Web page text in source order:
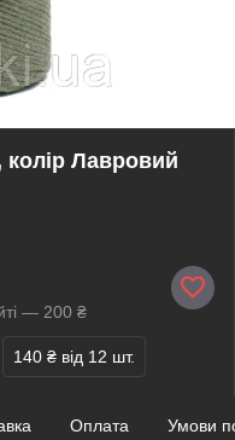
Лавровий
— 200 ₴
140 ₴ від 12 шт.
Оплата Умови